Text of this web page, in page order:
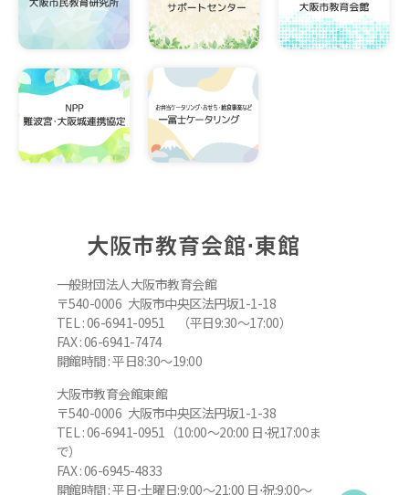
大阪市教育会館⋅東館
一般財団法人大阪市教育会館
〒540-0006 大阪市中央区法円坂1-1-18
TEL : 06-6941-0951 （平日9:30～17:00）
FAX : 06-6941-7474
開館時間 : 平日8:30～19:00
大阪市教育会館東館
〒540-0006 大阪市中央区法円坂1-1-38
TEL : 06-6941-0951（10:00～20:00 日⋅祝17:00ま
で）
FAX : 06-6945-4833
開館時間 : 平日⋅土曜日:9:00～21:00 日⋅祝:9:00～